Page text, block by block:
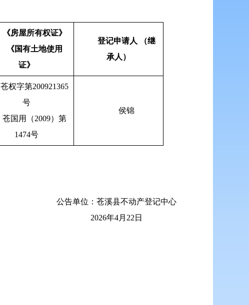
《房屋所有权证》
《国有土地使用
证》
登记申请人 （继
承人）
苍权字第200921365
号
苍国用（2009）第
1474号
侯锦
公告单位：苍溪县不动产登记中心
2026年4月22日